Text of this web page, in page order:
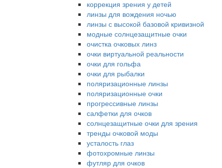
коррекция зрения у детей
линзы для вождения ночью
линзы с высокой базовой кривизной
модные солнцезащитные очки
очистка очковых линз
очки виртуальной реальности
очки для гольфа
очки для рыбалки
поляризационные линзы
поляризационные очки
прогрессивные линзы
салфетки для очков
солнцезащитные очки для зрения
тренды очковой моды
усталость глаз
фотохромные линзы
футляр для очков